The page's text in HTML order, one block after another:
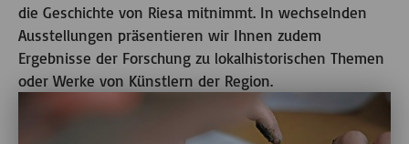
die Geschichte von Riesa mitnimmt. In wechselnden
Ausstellungen präsentieren wir Ihnen zudem
Ergebnisse der Forschung zu lokalhistorischen Themen
oder Werke von Künstlern der Region.